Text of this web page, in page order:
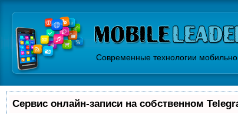
Современные технологии
Сервис онлайн-записи на собственном